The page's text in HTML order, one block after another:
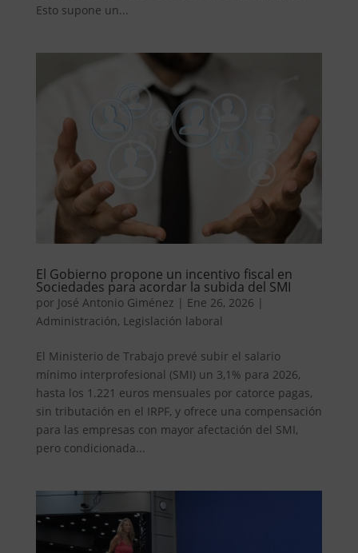
Esto supone un...
El Gobierno propone un incentivo fiscal en
Sociedades para acordar la subida del SMI
por José Antonio Giménez | Ene 26, 2026 |
Administración, Legislación laboral
El Ministerio de Trabajo prevé subir el salario
mínimo interprofesional (SMI) un 3,1% para 2026,
hasta los 1.221 euros mensuales por catorce pagas,
sin tributación en el IRPF, y ofrece una compensación
para las empresas con mayor afectación del SMI,
pero condicionada...